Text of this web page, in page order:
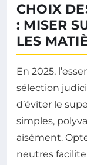
CHOIX
: MISER
LES
En 2025,
sélection
d’éviter le
simples,
aisément.
neutres